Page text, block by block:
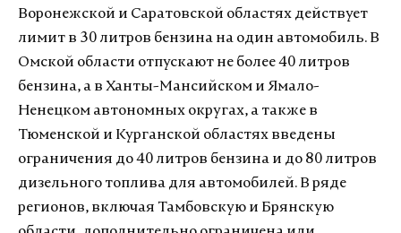
Воронежской и Саратовской областях действует
лимит в 30 литров бензина на один автомобиль. В
Омской области отпускают не более 40 литров
бензина, а в Ханты-Мансийском и Ямало-
Ненецком автономных округах, а также в
Тюменской и Курганской областях введены
ограничения до 40 литров бензина и до 80 литров
дизельного топлива для автомобилей. В ряде
регионов, включая Тамбовскую и Брянскую